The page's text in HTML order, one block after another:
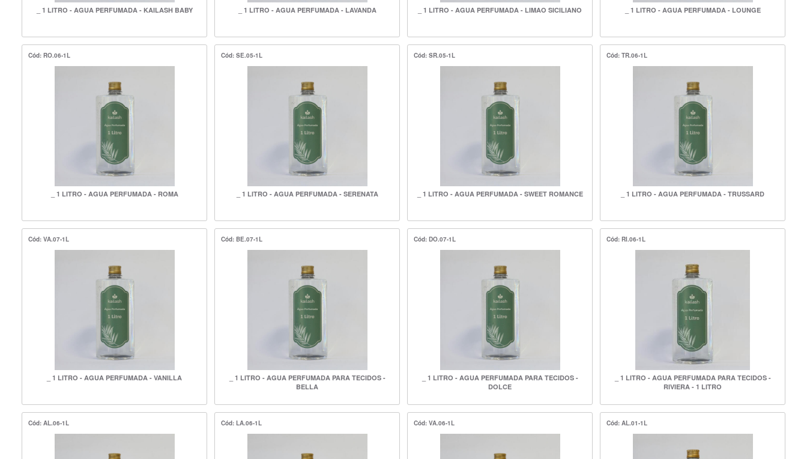
_ 1 LITRO - AGUA PERFUMADA - KAILASH BABY _ 1 LITRO - AGUA PERFUMADA - LAVANDA _ 1 LITRO - AGUA PERFUMADA - LIMAO SICILIANO _ 1 LITRO - AGUA PERFUMADA - LOUNGE
Cód: RO.06-1L
_ 1 LITRO - AGUA PERFUMADA - ROMA
Cód: SE.05-1L
_ 1 LITRO - AGUA PERFUMADA - SERENATA
Cód: SR.05-1L
_ 1 LITRO - AGUA PERFUMADA - SWEET ROMANCE
Cód: TR.06-1L
_ 1 LITRO - AGUA PERFUMADA - TRUSSARD
Cód: VA.07-1L
_ 1 LITRO - AGUA PERFUMADA - VANILLA
Cód: BE.07-1L
_ 1 LITRO - AGUA PERFUMADA PARA TECIDOS -
BELLA
Cód: DO.07-1L
_ 1 LITRO - AGUA PERFUMADA PARA TECIDOS -
DOLCE
Cód: RI.06-1L
_ 1 LITRO - AGUA PERFUMADA PARA TECIDOS -
RIVIERA - 1 LITRO
Cód: AL.06-1L Cód: LA.06-1L Cód: VA.06-1L Cód: AL.01-1L